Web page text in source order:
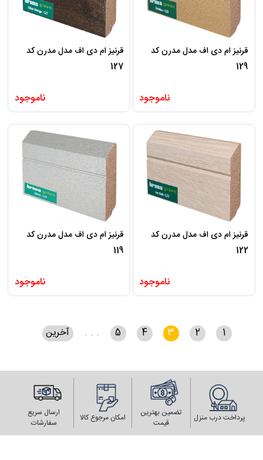
قرنیز ام دی اف مدل مدرن کد
129
ناموجود
قرنیز ام دی اف مدل مدرن کد
127
ناموجود
قرنیز ام دی اف مدل مدرن کد
122
ناموجود
قرنیز ام دی اف مدل مدرن کد
119
ناموجود
1
2
3
4
5
. . . آخرین
پرداخت درب منزل
تضمین بهترین
قیمت
امکان مرجوع کالا
ارسال سریع
سفارشات